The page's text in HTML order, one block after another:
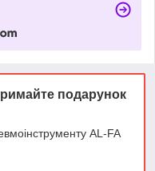
подарунок
AL-FA